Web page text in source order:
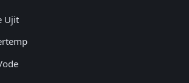
Ujit